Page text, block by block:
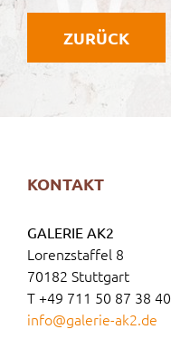
ZURÜCK
KONTAKT
GALERIE AK2
Lorenzstaffel 8
70182 Stuttgart
T +49 711 50 87 38 40
info@galerie-ak2.de